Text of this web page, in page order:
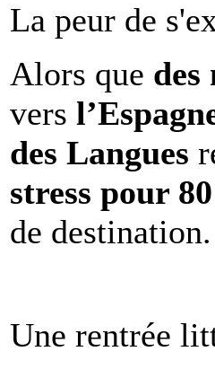
La peur de
Alors que des
vers
des Langues
stress pour
de destination.
Une rentrée